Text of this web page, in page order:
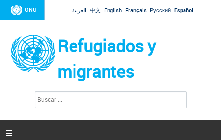
Jump to navigation
ONU العربية 中文 English Français Русский Español
Refugiados y
migrantes
s
